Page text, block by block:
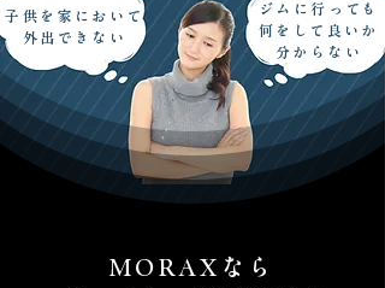
子供を家において
​外出できない
ジムに行っても
何をして良いか
​分からない
MORAXなら